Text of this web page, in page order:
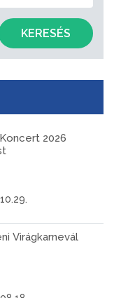
KERESÉS
2026
Virágkarnevál